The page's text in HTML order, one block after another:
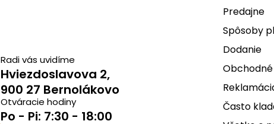
Radi vás uvidíme
Hviezdoslavova 2,
900 27 Bernolákovo
Otváracie hodiny
Po - Pi: 7:30 - 18:00
Predajne
Spôsoby
Dodanie
Často